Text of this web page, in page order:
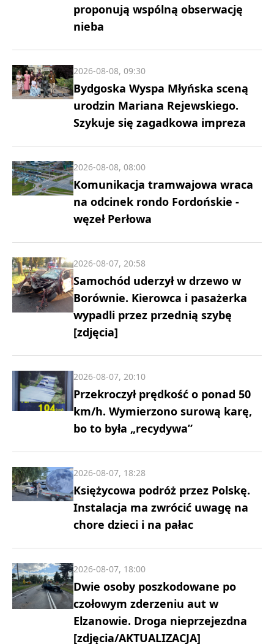
proponują wspólną obserwację
nieba
Bydgoska Wyspa Młyńska sceną
urodzin Mariana Rejewskiego.
Szykuje się zagadkowa impreza
2026-08-08, 09:30
Komunikacja tramwajowa wraca
na odcinek rondo Fordońskie -
węzeł Perłowa
2026-08-08, 08:00
Samochód uderzył w drzewo w
Borównie. Kierowca i pasażerka
wypadli przez przednią szybę
[zdjęcia]
2026-08-07, 20:58
Przekroczył prędkość o ponad 50
km/h. Wymierzono surową karę,
bo to była „recydywa”
2026-08-07, 20:10
Księżycowa podróż przez Polskę.
Instalacja ma zwrócić uwagę na
chore dzieci i na pałac
2026-08-07, 18:28
Dwie osoby poszkodowane po
czołowym zderzeniu aut w
Elzanowie. Droga nieprzejezdna
[zdjęcia/AKTUALIZACJA]
2026-08-07, 18:00